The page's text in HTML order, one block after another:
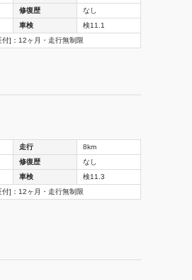
修復歴
なし
車検
検11.1
]：12ヶ月・走行無制限
走行
8km
修復歴
なし
車検
検11.3
]：12ヶ月・走行無制限